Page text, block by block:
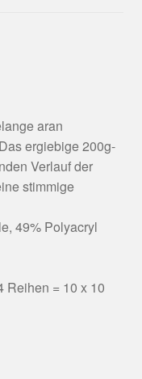
aran
ergiebige 200g-
Verlauf der
stimmige
49% Polyacryl
Reihen = 10 x 10